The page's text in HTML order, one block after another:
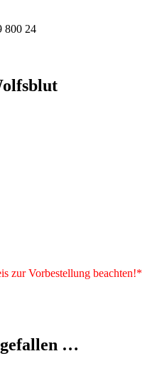
800 24
zur Vorbestellung beachten!*
…